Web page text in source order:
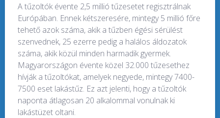
A tűzoltók évente 2,5 millió tűzesetet regisztrálnak
Európában. Ennek kétszeresére, mintegy 5 millió főre
tehető azok száma, akik a tűzben égési sérülést
szenvednek, 25 ezerre pedig a halálos áldozatok
száma, akik közül minden harmadik gyermek.
Magyarországon évente közel 32.000 tűzesethez
hívják a tűzoltókat, amelyek negyede, mintegy 7400-
7500 eset lakástűz. Ez azt jelenti, hogy a tűzoltók
naponta átlagosan 20 alkalommal vonulnak ki
lakástüzet oltani.